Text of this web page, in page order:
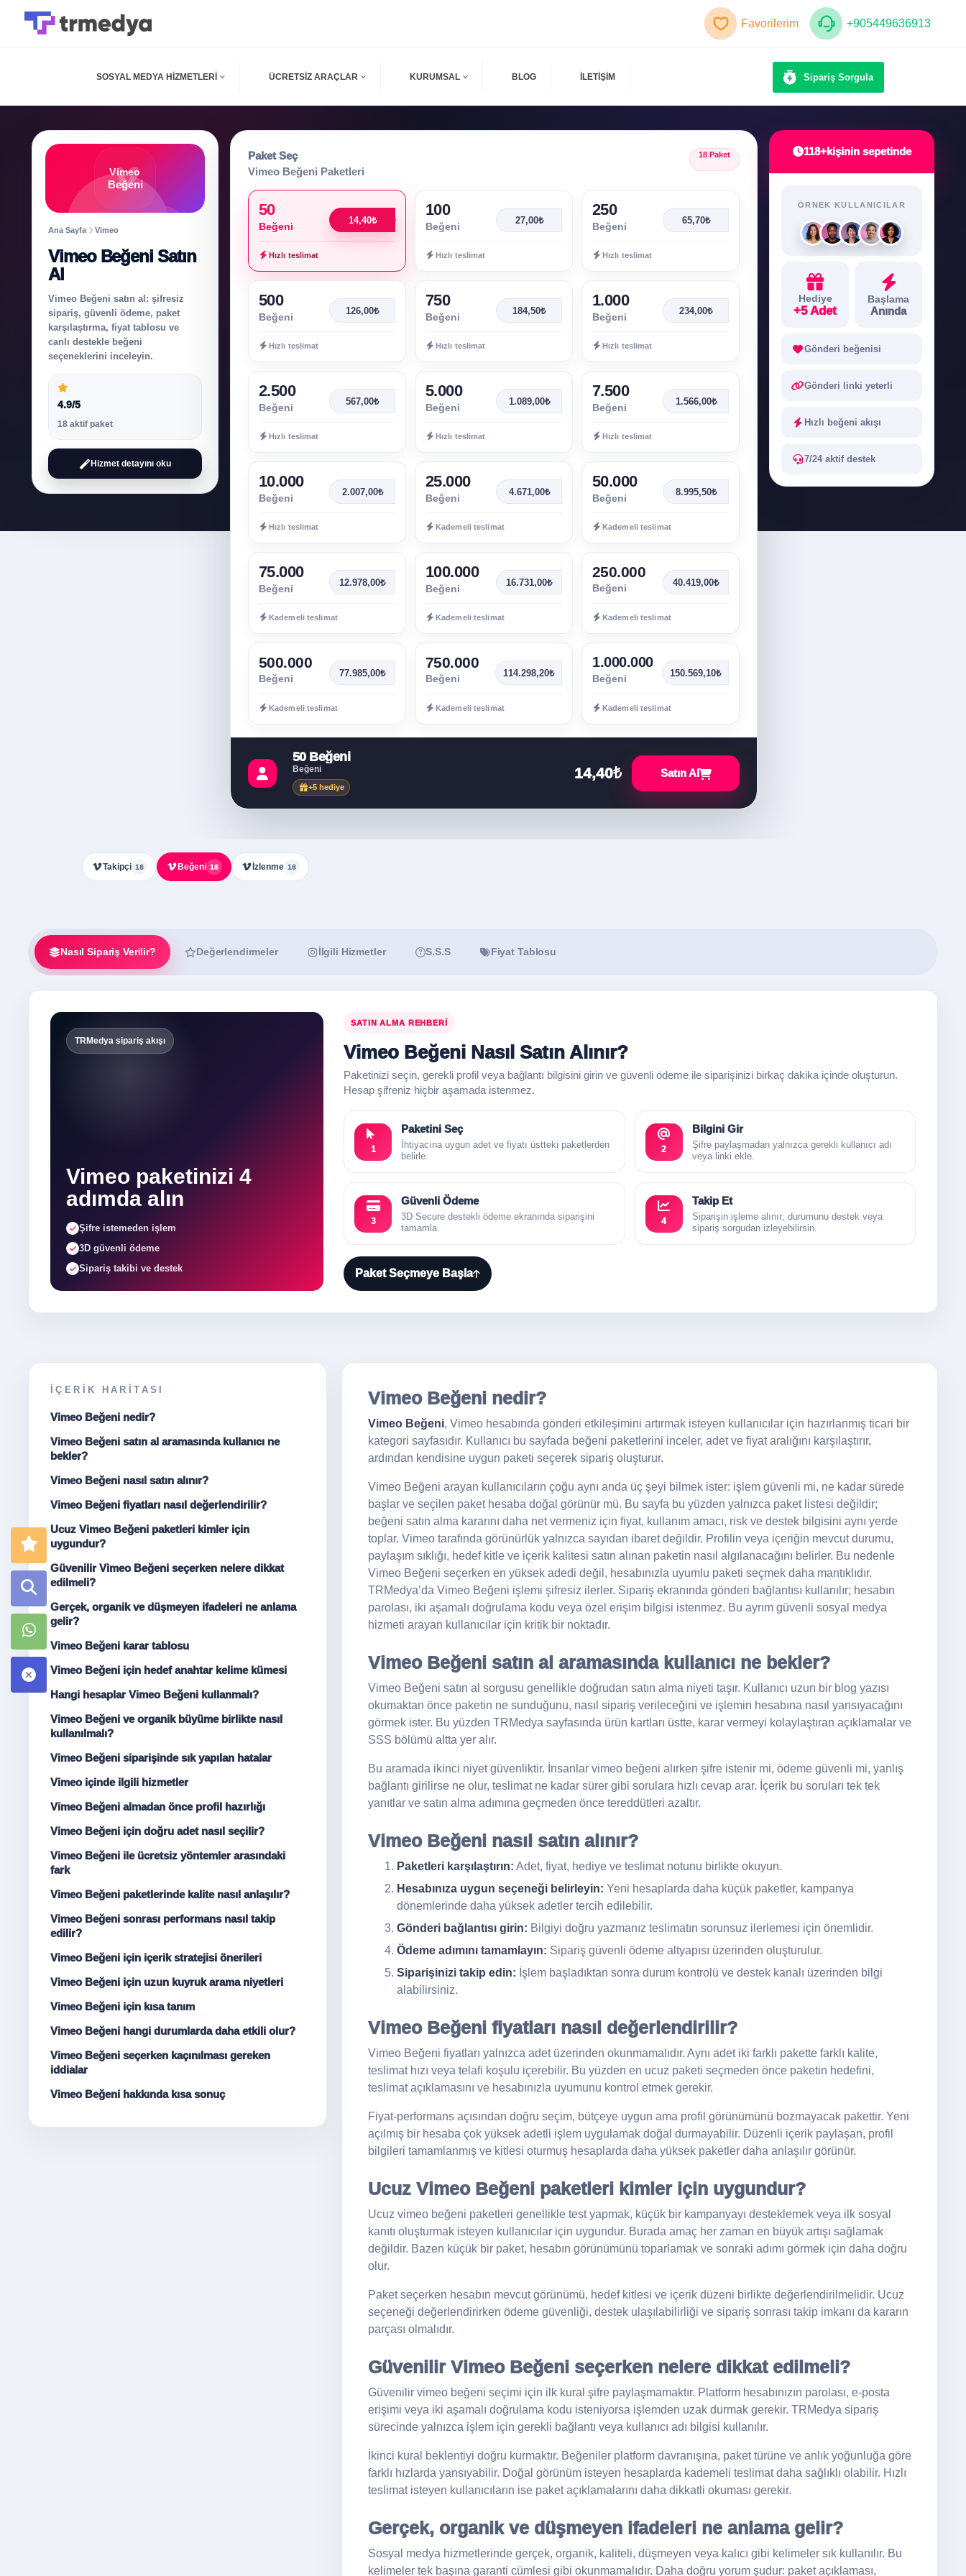
Favorilerim +905449636913
SOSYAL MEDYA HIZMETLERI ÜCRETSIZ ARAÇLAR KURUMSAL BLOG İLETİŞİM Sipariş Sorgula
Vimeo
Beğeni
Ana Sayfa Vimeo
Vimeo Beğeni Satın
Al
Vimeo Beğeni satın al: şifresiz
sipariş, güvenli ödeme, paket
karşılaştırma, fiyat tablosu ve
canlı destekle beğeni
seçeneklerini inceleyin.
4.9/5
18 aktif paket
Hizmet detayını oku
Paket Seç
Vimeo Beğeni Paketleri
18 Paket
50
Beğeni
14,40₺
Hızlı teslimat
100
Beğeni
27,00₺
Hızlı teslimat
250
Beğeni
65,70₺
Hızlı teslimat
500
Beğeni
126,00₺
Hızlı teslimat
750
Beğeni
184,50₺
Hızlı teslimat
1.000
Beğeni
234,00₺
Hızlı teslimat
2.500
Beğeni
567,00₺
Hızlı teslimat
5.000
Beğeni
1.089,00₺
Hızlı teslimat
7.500
Beğeni
1.566,00₺
Hızlı teslimat
10.000
Beğeni
2.007,00₺
Hızlı teslimat
25.000
Beğeni
4.671,00₺
Kademeli teslimat
50.000
Beğeni
8.995,50₺
Kademeli teslimat
75.000
Beğeni
12.978,00₺
Kademeli teslimat
100.000
Beğeni
16.731,00₺
Kademeli teslimat
250.000
Beğeni 40.419,00₺
Kademeli teslimat
500.000
Beğeni 77.985,00₺
Kademeli teslimat
750.000
Beğeni 114.298,20₺
Kademeli teslimat
1.000.000
Beğeni 150.569,10₺
Kademeli teslimat
50 Beğeni
Beğeni
+5 hediye
14,40₺ Satın Al
118+kişinin sepetinde
ÖRNEK KULLANICILAR
Hediye
+5 Adet
Başlama
Anında
Gönderi beğenisi
Gönderi linki yeterli
Hızlı beğeni akışı
7/24 aktif destek
Takipçi 18 Beğeni 18 İzlenme 18
Nasıl Sipariş Verilir? Değerlendirmeler İlgili Hizmetler S.S.S Fiyat Tablosu
TRMedya sipariş akışı
Vimeo paketinizi 4
adımda alın
Şifre istemeden işlem
3D güvenli ödeme
Sipariş takibi ve destek
SATIN ALMA REHBERI
Vimeo Beğeni Nasıl Satın Alınır?
Paketinizi seçin, gerekli profil veya bağlantı bilgisini girin ve güvenli ödeme ile siparişinizi birkaç dakika içinde oluşturun.
Hesap şifreniz hiçbir aşamada istenmez.
1
Paketini Seç
İhtiyacına uygun adet ve fiyatı üstteki paketlerden
belirle.
2
Bilgini Gir
Şifre paylaşmadan yalnızca gerekli kullanıcı adı
veya linki ekle.
3
Güvenli Ödeme
3D Secure destekli ödeme ekranında siparişini
tamamla.
4
Takip Et
Siparişin işleme alınır; durumunu destek veya
sipariş sorgudan izleyebilirsin.
Paket Seçmeye Başla
İÇERIK HARITASI
Vimeo Beğeni nedir?
Vimeo Beğeni satın al aramasında kullanıcı ne
bekler?
Vimeo Beğeni nasıl satın alınır?
Vimeo Beğeni fiyatları nasıl değerlendirilir?
Ucuz Vimeo Beğeni paketleri kimler için
uygundur?
Güvenilir Vimeo Beğeni seçerken nelere dikkat
edilmeli?
Gerçek, organik ve düşmeyen ifadeleri ne anlama
gelir?
Vimeo Beğeni karar tablosu
Vimeo Beğeni için hedef anahtar kelime kümesi
Hangi hesaplar Vimeo Beğeni kullanmalı?
Vimeo Beğeni ve organik büyüme birlikte nasıl
kullanılmalı?
Vimeo Beğeni siparişinde sık yapılan hatalar
Vimeo içinde ilgili hizmetler
Vimeo Beğeni almadan önce profil hazırlığı
Vimeo Beğeni için doğru adet nasıl seçilir?
Vimeo Beğeni ile ücretsiz yöntemler arasındaki
fark
Vimeo Beğeni paketlerinde kalite nasıl anlaşılır?
Vimeo Beğeni sonrası performans nasıl takip
edilir?
Vimeo Beğeni için içerik stratejisi önerileri
Vimeo Beğeni için uzun kuyruk arama niyetleri
Vimeo Beğeni için kısa tanım
Vimeo Beğeni hangi durumlarda daha etkili olur?
Vimeo Beğeni seçerken kaçınılması gereken
iddialar
Vimeo Beğeni hakkında kısa sonuç
Vimeo Beğeni nedir?
Vimeo Beğeni, Vimeo hesabında gönderi etkileşimini artırmak isteyen kullanıcılar için hazırlanmış ticari bir
kategori sayfasıdır. Kullanıcı bu sayfada beğeni paketlerini inceler, adet ve fiyat aralığını karşılaştırır,
ardından kendisine uygun paketi seçerek sipariş oluşturur.
Vimeo Beğeni arayan kullanıcıların çoğu aynı anda üç şeyi bilmek ister: işlem güvenli mi, ne kadar sürede
başlar ve seçilen paket hesaba doğal görünür mü. Bu sayfa bu yüzden yalnızca paket listesi değildir;
beğeni satın alma kararını daha net vermeniz için fiyat, kullanım amacı, risk ve destek bilgisini aynı yerde
toplar. Vimeo tarafında görünürlük yalnızca sayıdan ibaret değildir. Profilin veya içeriğin mevcut durumu,
paylaşım sıklığı, hedef kitle ve içerik kalitesi satın alınan paketin nasıl algılanacağını belirler. Bu nedenle
Vimeo Beğeni seçerken en yüksek adedi değil, hesabınızla uyumlu paketi seçmek daha mantıklıdır.
TRMedya’da Vimeo Beğeni işlemi şifresiz ilerler. Sipariş ekranında gönderi bağlantısı kullanılır; hesabın
parolası, iki aşamalı doğrulama kodu veya özel erişim bilgisi istenmez. Bu ayrım güvenli sosyal medya
hizmeti arayan kullanıcılar için kritik bir noktadır.
Vimeo Beğeni satın al aramasında kullanıcı ne bekler?
Vimeo Beğeni satın al sorgusu genellikle doğrudan satın alma niyeti taşır. Kullanıcı uzun bir blog yazısı
okumaktan önce paketin ne sunduğunu, nasıl sipariş verileceğini ve işlemin hesabına nasıl yansıyacağını
görmek ister. Bu yüzden TRMedya sayfasında ürün kartları üstte, karar vermeyi kolaylaştıran açıklamalar ve
SSS bölümü altta yer alır.
Bu aramada ikinci niyet güvenliktir. İnsanlar vimeo beğeni alırken şifre istenir mi, ödeme güvenli mi, yanlış
bağlantı girilirse ne olur, teslimat ne kadar sürer gibi sorulara hızlı cevap arar. İçerik bu soruları tek tek
yanıtlar ve satın alma adımına geçmeden önce tereddütleri azaltır.
Vimeo Beğeni nasıl satın alınır?
Paketleri karşılaştırın: Adet, fiyat, hediye ve teslimat notunu birlikte okuyun.
Hesabınıza uygun seçeneği belirleyin: Yeni hesaplarda daha küçük paketler, kampanya
dönemlerinde daha yüksek adetler tercih edilebilir.
Gönderi bağlantısı girin: Bilgiyi doğru yazmanız teslimatın sorunsuz ilerlemesi için önemlidir.
Ödeme adımını tamamlayın: Sipariş güvenli ödeme altyapısı üzerinden oluşturulur.
Siparişinizi takip edin: İşlem başladıktan sonra durum kontrolü ve destek kanalı üzerinden bilgi
alabilirsiniz.
Vimeo Beğeni fiyatları nasıl değerlendirilir?
Vimeo Beğeni fiyatları yalnızca adet üzerinden okunmamalıdır. Aynı adet iki farklı pakette farklı kalite,
teslimat hızı veya telafi koşulu içerebilir. Bu yüzden en ucuz paketi seçmeden önce paketin hedefini,
teslimat açıklamasını ve hesabınızla uyumunu kontrol etmek gerekir.
Fiyat-performans açısından doğru seçim, bütçeye uygun ama profil görünümünü bozmayacak pakettir. Yeni
açılmış bir hesaba çok yüksek adetli işlem uygulamak doğal durmayabilir. Düzenli içerik paylaşan, profil
bilgileri tamamlanmış ve kitlesi oturmuş hesaplarda daha yüksek paketler daha anlaşılır görünür.
Ucuz Vimeo Beğeni paketleri kimler için uygundur?
Ucuz vimeo beğeni paketleri genellikle test yapmak, küçük bir kampanyayı desteklemek veya ilk sosyal
kanıtı oluşturmak isteyen kullanıcılar için uygundur. Burada amaç her zaman en büyük artışı sağlamak
değildir. Bazen küçük bir paket, hesabın görünümünü toparlamak ve sonraki adımı görmek için daha doğru
olur.
Paket seçerken hesabın mevcut görünümü, hedef kitlesi ve içerik düzeni birlikte değerlendirilmelidir. Ucuz
seçeneği değerlendirirken ödeme güvenliği, destek ulaşılabilirliği ve sipariş sonrası takip imkanı da kararın
parçası olmalıdır.
Güvenilir Vimeo Beğeni seçerken nelere dikkat edilmeli?
Güvenilir vimeo beğeni seçimi için ilk kural şifre paylaşmamaktır. Platform hesabınızın parolası, e-posta
erişimi veya iki aşamalı doğrulama kodu isteniyorsa işlemden uzak durmak gerekir. TRMedya sipariş
sürecinde yalnızca işlem için gerekli bağlantı veya kullanıcı adı bilgisi kullanılır.
İkinci kural beklentiyi doğru kurmaktır. Beğeniler platform davranışına, paket türüne ve anlık yoğunluğa göre
farklı hızlarda yansıyabilir. Doğal görünüm isteyen hesaplarda kademeli teslimat daha sağlıklı olabilir. Hızlı
teslimat isteyen kullanıcıların ise paket açıklamalarını daha dikkatli okuması gerekir.
Gerçek, organik ve düşmeyen ifadeleri ne anlama gelir?
Sosyal medya hizmetlerinde gerçek, organik, kaliteli, düşmeyen veya kalıcı gibi kelimeler sık kullanılır. Bu
kelimeler tek başına garanti cümlesi gibi okunmamalıdır. Daha doğru yorum şudur: paket açıklaması,